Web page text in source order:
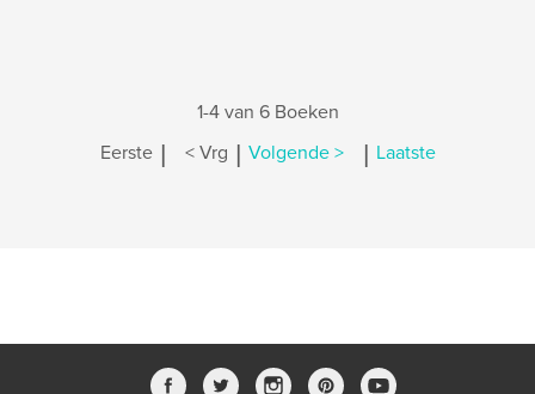
1-4 van 6 Boeken
Eerste | < Vrg | Volgende > | Laatste